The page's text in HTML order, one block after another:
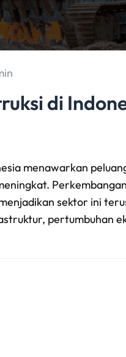
di
menawarkan
sektor ini
pertumbuhan